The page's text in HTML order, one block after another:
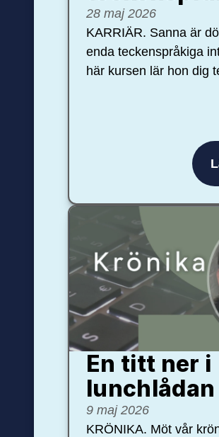
28 maj 2026
KARRIÄR. Sanna är
enda teckenspråkiga
här kursen lär hon dig
En titt ner i
lunchlådan
9 maj 2026
KRÖNIKA. Möt vår